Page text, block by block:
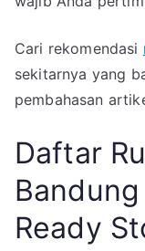
Cari rekomendasi
sekitarnya yang
pembahasan
Daftar
Ready